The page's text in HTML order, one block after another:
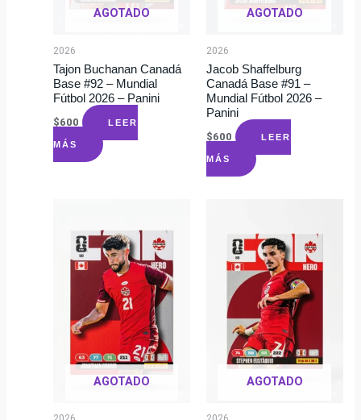
AGOTADO
2026
Tajon Buchanan Canadá
Base #92 – Mundial
Fútbol 2026 – Panini
$600 LEER
MÁS
AGOTADO
2026
Jacob Shaffelburg
Canadá Base #91 –
Mundial Fútbol 2026 –
Panini
$600 LEER
MÁS
AGOTADO AGOTADO